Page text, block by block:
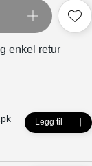
enkel retur
Legg til